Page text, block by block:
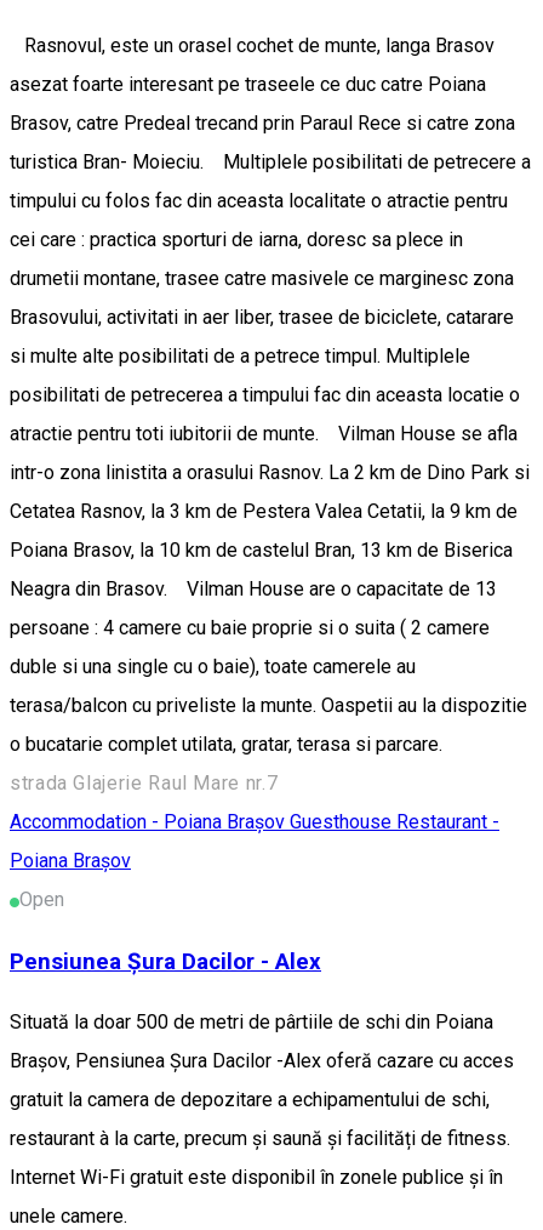
Rasnovul, este un orasel cochet de munte, langa Brasov
asezat foarte interesant pe traseele ce duc catre Poiana
Brasov, catre Predeal trecand prin Paraul Rece si catre zona
turistica Bran- Moieciu. Multiplele posibilitati de petrecere a
timpului cu folos fac din aceasta localitate o atractie pentru
cei care : practica sporturi de iarna, doresc sa plece in
drumetii montane, trasee catre masivele ce marginesc zona
Brasovului, activitati in aer liber, trasee de biciclete, catarare
si multe alte posibilitati de a petrece timpul. Multiplele
posibilitati de petrecerea a timpului fac din aceasta locatie o
atractie pentru toti iubitorii de munte. Vilman House se afla
intr-o zona linistita a orasului Rasnov. La 2 km de Dino Park si
Cetatea Rasnov, la 3 km de Pestera Valea Cetatii, la 9 km de
Poiana Brasov, la 10 km de castelul Bran, 13 km de Biserica
Neagra din Brasov. Vilman House are o capacitate de 13
persoane : 4 camere cu baie proprie si o suita ( 2 camere
duble si una single cu o baie), toate camerele au
terasa/balcon cu priveliste la munte. Oaspetii au la dispozitie
o bucatarie complet utilata, gratar, terasa si parcare.
strada Glajerie Raul Mare nr.7
Accommodation - Poiana Brașov Guesthouse Restaurant -
Poiana Brașov
Open
Pensiunea Șura Dacilor - Alex
Situată la doar 500 de metri de pârtiile de schi din Poiana
Brașov, Pensiunea Șura Dacilor -Alex oferă cazare cu acces
gratuit la camera de depozitare a echipamentului de schi,
restaurant à la carte, precum și saună și facilități de fitness.
Internet Wi-Fi gratuit este disponibil în zonele publice și în
unele camere.